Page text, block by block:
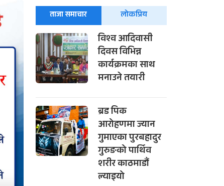
ताजा समाचार लोकप्रिय
विश्व आदिवासी
दिवस विभिन्न
कार्यक्रमका साथ
मनाउने तयारी
ब्रड पिक
आरोहणमा ज्यान
गुमाएका पुरबहादुर
गुरुङको पार्थिव
शरीर काठमाडौं
ल्याइयो